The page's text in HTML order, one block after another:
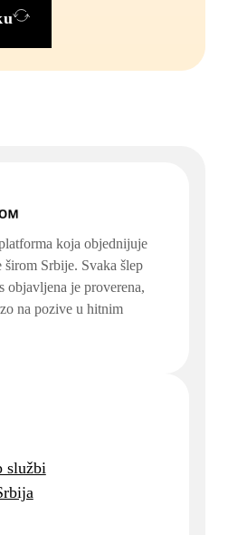
koja objednijuje
širom Srbije. Svaka šlep
objavljena je proverena,
na pozive u hitnim
službi